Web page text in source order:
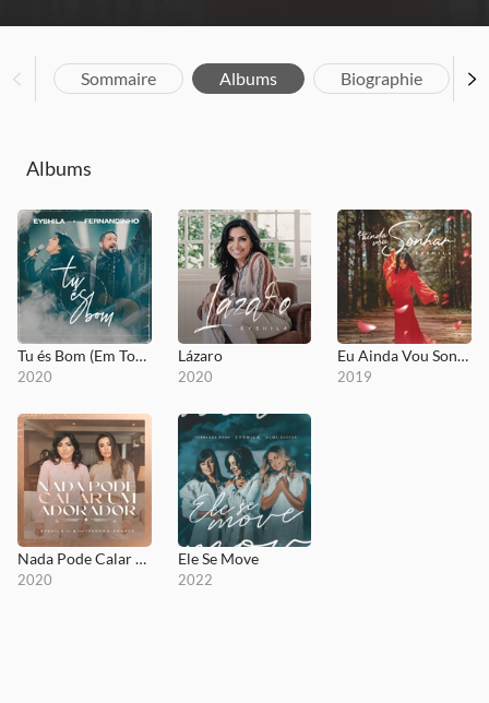
Sommaire Albums Biographie
Albums
Tu és Bom (Em Todo Tempo)
2020
Lázaro
2020
Eu Ainda Vou Sonhar
2019
Nada Pode Calar Um Adorador
2020
Ele Se Move
2022